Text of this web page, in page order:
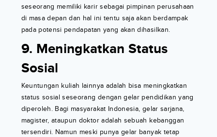
seseorang memiliki karir sebagai pimpinan perusahaan
di masa depan dan hal ini tentu saja akan berdampak
pada potensi pendapatan yang akan dihasilkan.
9. Meningkatkan Status
Sosial
Keuntungan kuliah lainnya adalah bisa meningkatkan
status sosial seseorang dengan gelar pendidikan yang
diperoleh. Bagi masyarakat Indonesia, gelar sarjana,
magister, ataupun doktor adalah sebuah kebanggan
tersendiri. Namun meski punya gelar banyak tetap